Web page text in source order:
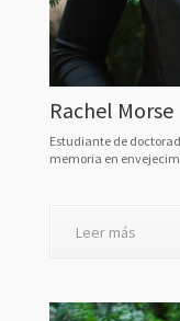
Rachel Morse
Estudiante de
memoria en
Leer más